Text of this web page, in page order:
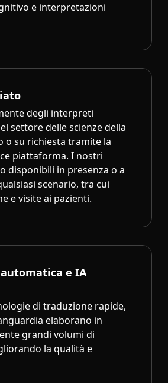
e interpretazioni
degli interpreti
settore delle scienze della
o su richiesta tramite la
piattaforma. I nostri
disponibili in presenza o a
scenario, tra cui
e visite ai pazienti.
e IA
di traduzione rapide,
elaborano in
grandi volumi di
la qualità e